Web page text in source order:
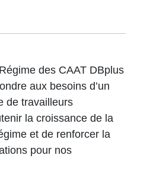
des CAAT DBplus
aux besoins d’un
de travailleurs
la croissance de la
et de renforcer la
pour nos